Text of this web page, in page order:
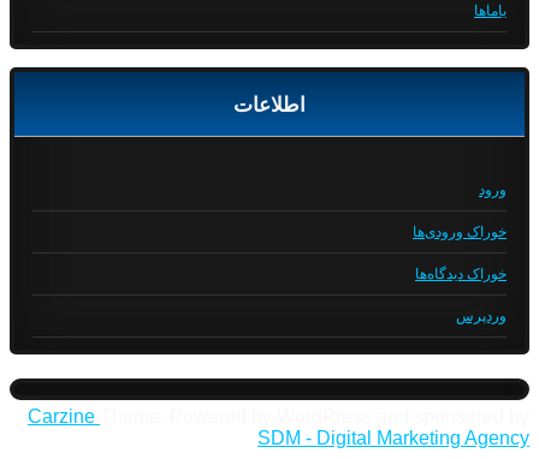
یاماها
اطلاعات
ورود
خوراک ورودی‌ها
خوراک دیدگاه‌ها
وردپرس
Carzine
SDM - Digital Marketing Agency